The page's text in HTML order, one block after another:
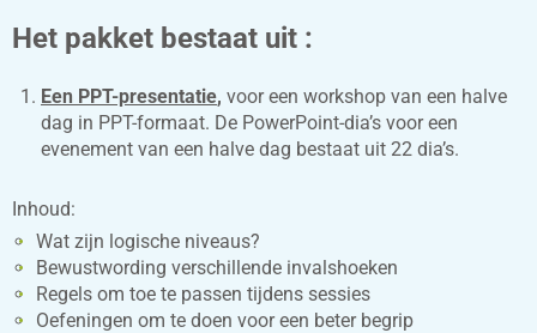
Het pakket bestaat uit :
Een PPT-presentatie, voor een workshop van een halve
dag in PPT-formaat. De PowerPoint-dia’s voor een
evenement van een halve dag bestaat uit 22 dia’s.
Inhoud:
Wat zijn logische niveaus?
Bewustwording verschillende invalshoeken
Regels om toe te passen tijdens sessies
Oefeningen om te doen voor een beter begrip